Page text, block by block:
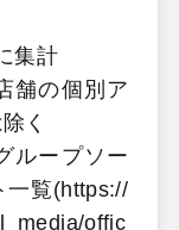
集計
舗の個別ア
く
ループソー
一覧(https://
offic